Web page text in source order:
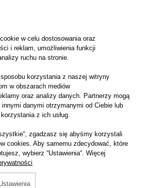
w celu dostosowania oraz
i reklam, umożliwienia funkcji
ruchu na stronie.
korzystania z naszej witryny
w obszarach mediów
oraz analizy danych. Partnerzy mogą
danymi otrzymanymi od Ciebie lub
z ich usług.
zgadzasz się abyśmy korzystali
cookies. Aby samemu zdecydować, które
wybierz “Ustawienia“. Więcej